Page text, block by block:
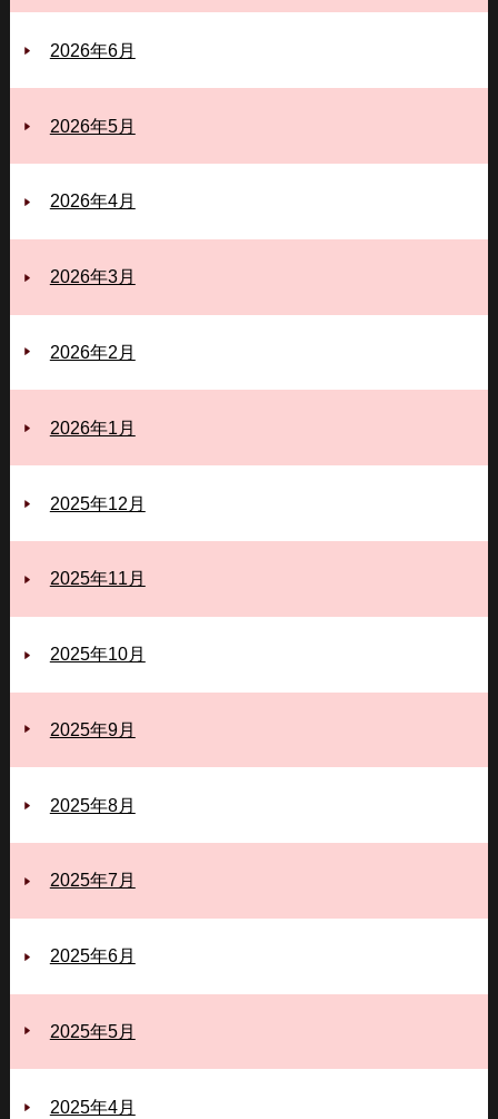
2026年6月
2026年5月
2026年4月
2026年3月
2026年2月
2026年1月
2025年12月
2025年11月
2025年10月
2025年9月
2025年8月
2025年7月
2025年6月
2025年5月
2025年4月